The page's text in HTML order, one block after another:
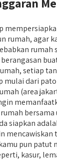
rumah, agar
rumah
setiap
mulai dari
(area
bersama
siapkan
mencawiskan
pun patut
kasur,